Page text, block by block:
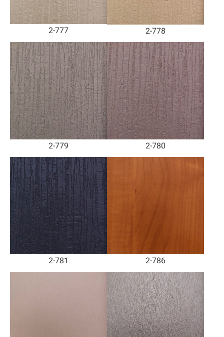
2-777 2-778
2-779 2-780
2-781 2-786